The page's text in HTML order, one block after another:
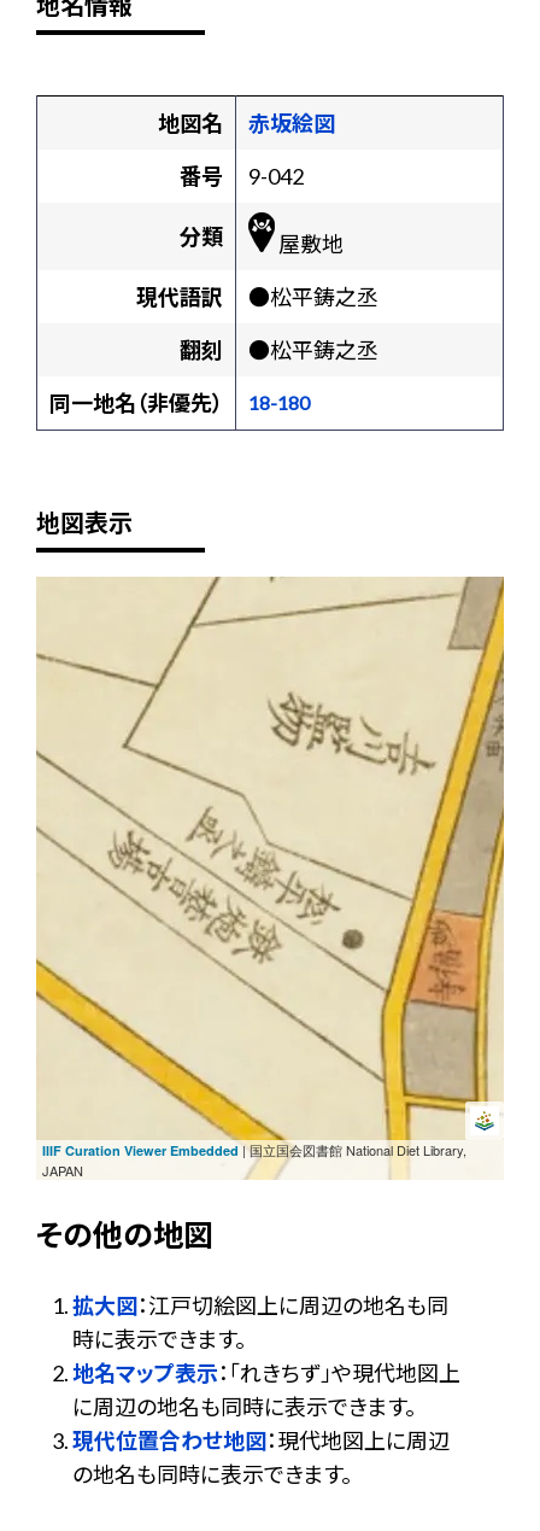
地図名
赤坂絵図
番号
9-042
分類
屋敷地
現代語訳
●松平鋳之丞
翻刻
●松平鋳之丞
同一地名（非優先）
18-180
地図表示
IIIF Curation Viewer Embedded| 国立国会図書館 National Diet Library,
JAPAN
その他の地図
拡大図：江戸切絵図上に周辺の地名も同
時に表示できます。
地名マップ表示：「れきちず」や現代地図上
に周辺の地名も同時に表示できます。
現代位置合わせ地図：現代地図上に周辺
の地名も同時に表示できます。